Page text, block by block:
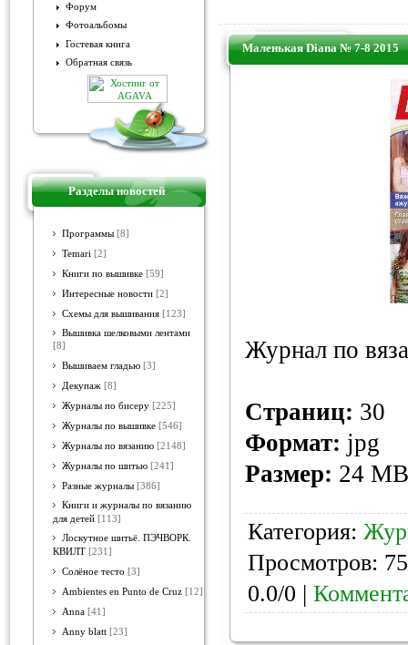
Форум
Фотоальбомы
Гостевая книга
Обратная связь
Разделы новостей
Программы [8]
Temari [2]
Книги по вышивке [59]
Интересные новости [2]
Схемы для вышивания [123]
Вышивка шелковыми лентами
[8]
Вышиваем гладью [3]
Декупаж [8]
Журналы по бисеру [225]
Журналы по вышивке [546]
Журналы по вязанию [2148]
Журналы по шитью [241]
Разные журналы [386]
Книги и журналы по вязанию
для детей [113]
Лоскутное шитьё. ПЭЧВОРК.
КВИЛТ [231]
Солёное тесто [3]
Ambientes en Punto de Cruz [12]
Anna [41]
Anny blatt [23]
Маленькая Diana № 7-8 2015
Журнал по
Страниц: 30
Формат: jpg
Размер: 24 MB
Категория:
Просмотров:
0.0/0 |